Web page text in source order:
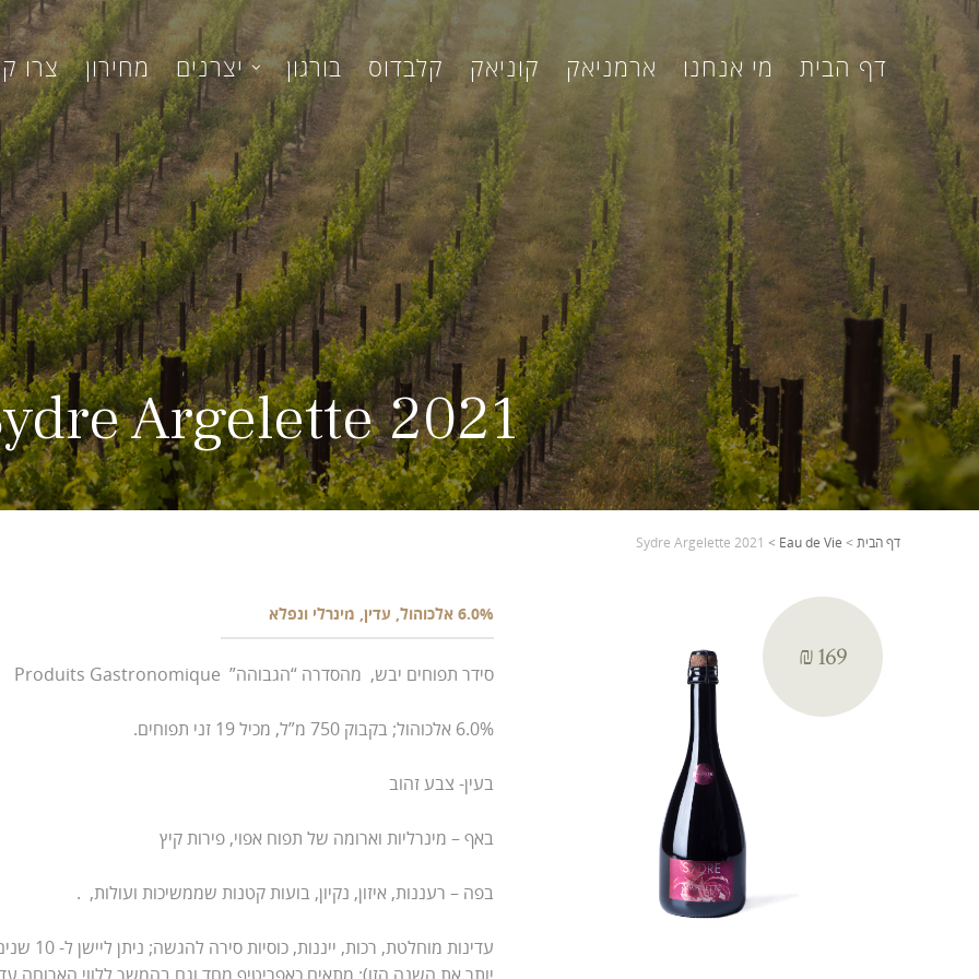
דף הבית מי אנחנו ארמניאק קוניאק קלבדוס בורגון יצרנים מחירון צרו
Argelette 2021
דף הבית >
Eau de Vie
>
Sydre Argelette 2021
₪ 169
6.0% אלכוהול, עדין, מינרלי ונפלא
סידר תפוחים יבש, מהסדרה “הגבוהה” Produits Gastronomique
6.0% אלכוהול; בקבוק 750 מ”ל, מכיל 19 זני תפוחים.
בעין- צבע זהוב
באף – מינרליות וארומה של תפוח אפוי, פירות קיץ
בפה – רעננות, איזון, נקיון, בועות קטנות שממשיכות ועולות, .
עדינות מוחלטת, רכות,